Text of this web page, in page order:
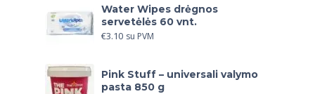
Water Wipes drėgnos
servetėlės 60 vnt.
€3.10 su PVM
Pink Stuff – universali valymo
pasta 850 g